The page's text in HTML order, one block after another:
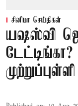
சினிமா செய்திகள்
யஷஸ்வி